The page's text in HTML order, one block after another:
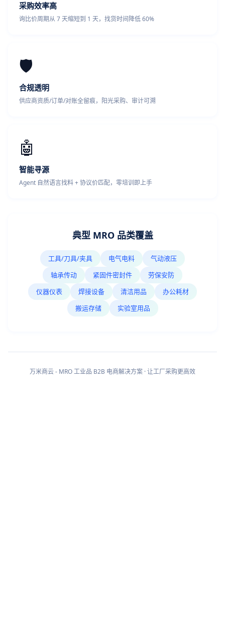
采购效率高
询比价周期从 7 天缩短到 1 天，找货时间降低 60%
🛡️
合规透明
供应商资质/订单/对账全留痕，阳光采购、审计可溯
🤖
智能寻源
Agent 自然语言找料 + 协议价匹配，零培训即上手
典型 MRO 品类覆盖
工具/刀具/夹具 电气电料
气动液压
轴承传动
紧固件密封件
劳保安防
仪器仪表
焊接设备 清洁用品
办公耗材
搬运存储
实验室用品
万米商云 - MRO 工业品 B2B 电商解决方案 · 让工厂采购更高效